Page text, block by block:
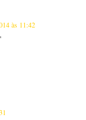
às 11:42